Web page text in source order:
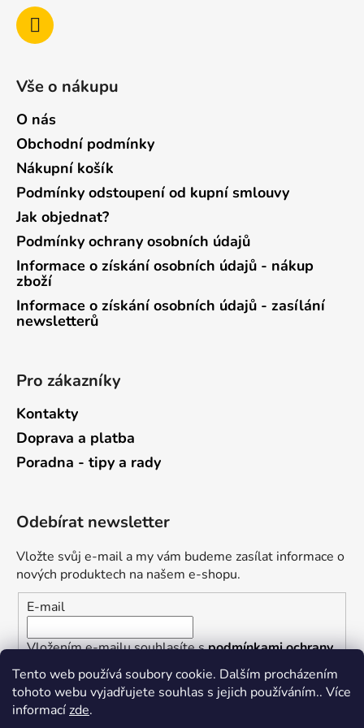
Tento web používá soubory cookie. Dalším procházením
tohoto webu vyjadřujete souhlas s jejich používáním.. Více
informacízde.
Vše o nákupu
O nás
Obchodní podmínky
Nákupní košík
Podmínky odstoupení od kupní smlouvy
Jak objednat?
Podmínky ochrany osobních údajů
Informace o získání osobních údajů - nákup
zboží
Informace o získání osobních údajů - zasílání
newsletterů
Pro zákazníky
Kontakty
Doprava a platba
Poradna - tipy a rady
Odebírat newsletter
Vložte svůj e-mail a my vám budeme zasílat informace o
nových produktech na našem e-shopu.
E-mail
Vložením e-mailu souhlasíte spodmínkami ochrany
osobních údajů
PŘIHLÁSIT SE